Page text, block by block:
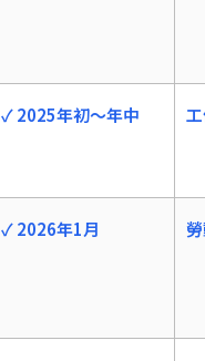
✓ 2025年初～年中
✓ 2026年1月